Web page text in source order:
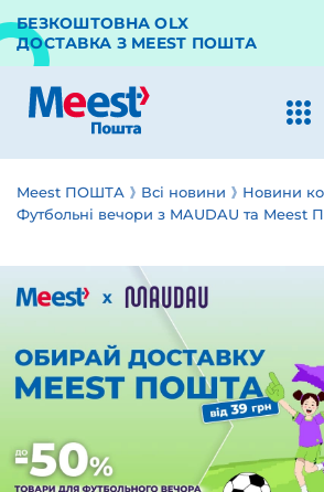
БЕЗКОШТОВНА OLX
ДОСТАВКА З MEEST ПОШТА
Meest ПОШТА Всі новини
Новини
Футбольні вечори з MAUDAU та Meest